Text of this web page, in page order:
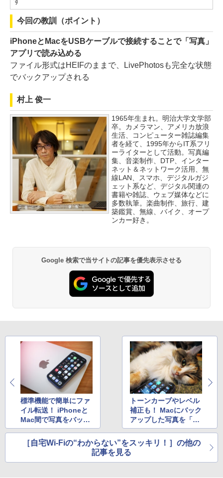
今回の教訓（ポイント）
iPhoneとMacをUSBケーブルで接続することで「写真」
アプリで読み込める
ファイル形式はHEIFのままで、LivePhotosも完全な状態
でバックアップされる
村上 俊一
1965年生まれ。明治大学文学部
卒。カメラマン、アメリカ放浪
生活、コンピューター雑誌編集
者を経て、1995年からIT系フリ
ーライターとして活動。写真編
集、音楽制作、DTP、インター
ネット＆ネットワーク活用、無
線LAN、スマホ、デジタルガジ
ェット系など、デジタル関連の
書籍や雑誌、ウェブ媒体などに
多数執筆。楽曲制作、旅行、建
築鑑賞、無線、バイク、オープ
ンカー好き。
Google 検索で当サイトの記事を優先表示させる
標準機能で簡単にファ
イル転送！ iPhoneと
Mac間で写真をバック
アップする
トーンカーブやレベル
補正も！ Macにバック
アップした写真を「写
真」アプリで編集する
［自宅Wi-Fiの“わからない”をスッキリ！］の他の
記事を見る